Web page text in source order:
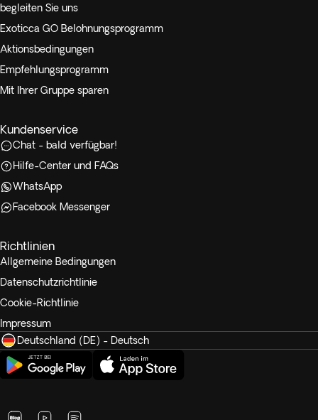
begleiten Sie uns
Exoticca GO Belohnungsprogramm
Aktionsbedingungen
Empfehlungsprogramm
Mit Ihrer Gruppe sparen
Kundenservice
Chat - bald verfügbar!
Hilfe-Center und FAQs
WhatsApp
Facebook Messenger
Richtlinien
Allgemeine Bedingungen
Datenschutzrichtlinie
Cookie-Richtlinie
Impressum
Deutschland (DE) - Deutsch